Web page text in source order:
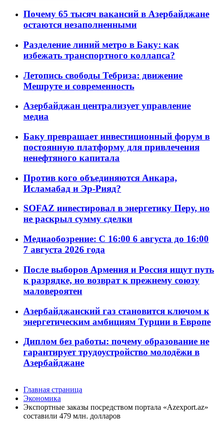
Почему 65 тысяч вакансий в Азербайджане
остаются незаполненными
Разделение линий метро в Баку: как
избежать транспортного коллапса?
Летопись свободы Тебриза: движение
Мешруте и современность
Азербайджан централизует управление
медиа
Баку превращает инвестиционный форум в
постоянную платформу для привлечения
ненефтяного капитала
Против кого объединяются Анкара,
Исламабад и Эр-Рияд?
SOFAZ инвестировал в энергетику Перу, но
не раскрыл сумму сделки
Медиаобозрение: С 16:00 6 августа до 16:00
7 августа 2026 года
После выборов Армения и Россия ищут путь
к разрядке, но возврат к прежнему союзу
маловероятен
Азербайджанский газ становится ключом к
энергетическим амбициям Турции в Европе
Диплом без работы: почему образование не
гарантирует трудоустройство молодёжи в
Азербайджане
Главная страница
Экономика
Экспортные заказы посредством портала «Azexport.az»
составили 479 млн. долларов